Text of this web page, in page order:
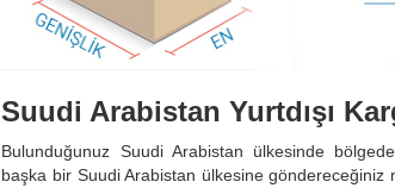
Suudi Arabistan Yurtdışı
Bulunduğunuz Suudi Arabistan ülkesinde
başka bir Suudi Arabistan ülkesine göndereceğiniz